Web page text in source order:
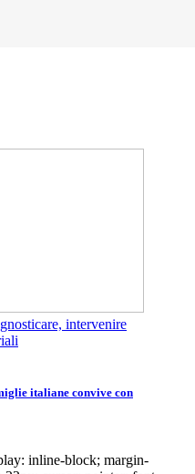
intervenire
italiane convive con
inline-block; margin-